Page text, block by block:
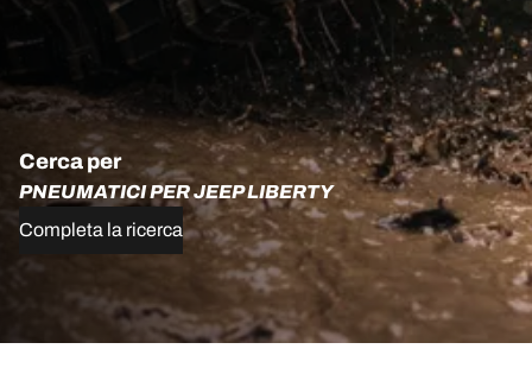
Cerca per
PNEUMATICI PER JEEP LIBERTY
Completa la ricerca